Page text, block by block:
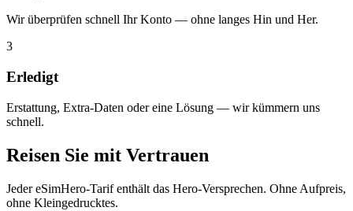
Wir überprüfen schnell Ihr Konto — ohne langes Hin und Her.
3
Erledigt
Erstattung, Extra-Daten oder eine Lösung — wir kümmern uns
schnell.
Reisen Sie mit Vertrauen
Jeder eSimHero-Tarif enthält das Hero-Versprechen. Ohne Aufpreis,
ohne Kleingedrucktes.